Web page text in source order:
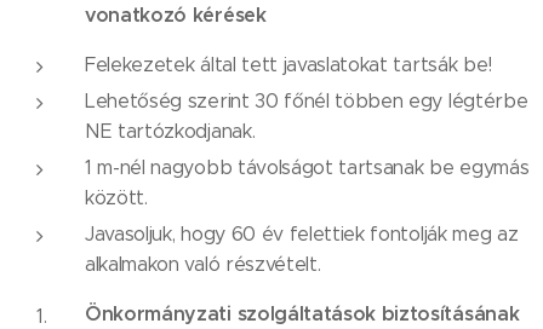
vonatkozó kérések
Felekezetek által tett javaslatokat tartsák be!
Lehetőség szerint 30 főnél többen egy légtérbe
NE tartózkodjanak.
1 m-nél nagyobb távolságot tartsanak be egymás
között.
Javasoljuk, hogy 60 év felettiek fontolják meg az
alkalmakon való részvételt.
Önkormányzati szolgáltatások biztosításának